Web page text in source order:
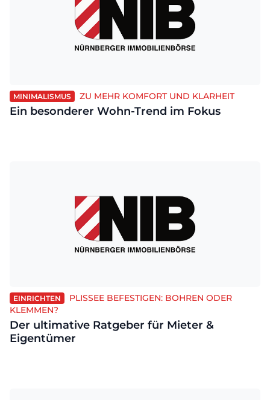
MINIMALISMUS ZU MEHR KOMFORT UND KLARHEIT
Ein besonderer Wohn-Trend im Fokus
EINRICHTEN
PLISSEE BEFESTIGEN: BOHREN ODER
KLEMMEN?
Der ultimative Ratgeber für Mieter &
Eigentümer